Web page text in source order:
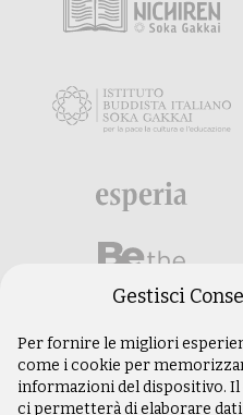
Gestisci
Per fornire le migliori
come i cookie per
informazioni del dispositivo.
ci permetterà di elaborare